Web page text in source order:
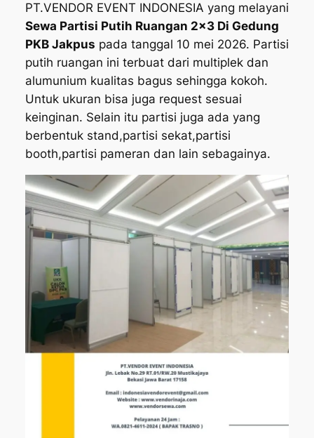
PT.VENDOR EVENT INDONESIA yang melayani
Sewa Partisi Putih Ruangan 2×3 Di Gedung
PKB Jakpus pada tanggal 10 mei 2026. Partisi
putih ruangan ini terbuat dari multiplek dan
alumunium kualitas bagus sehingga kokoh.
Untuk ukuran bisa juga request sesuai
keinginan. Selain itu partisi juga ada yang
berbentuk stand,partisi sekat,partisi
booth,partisi pameran dan lain sebagainya.